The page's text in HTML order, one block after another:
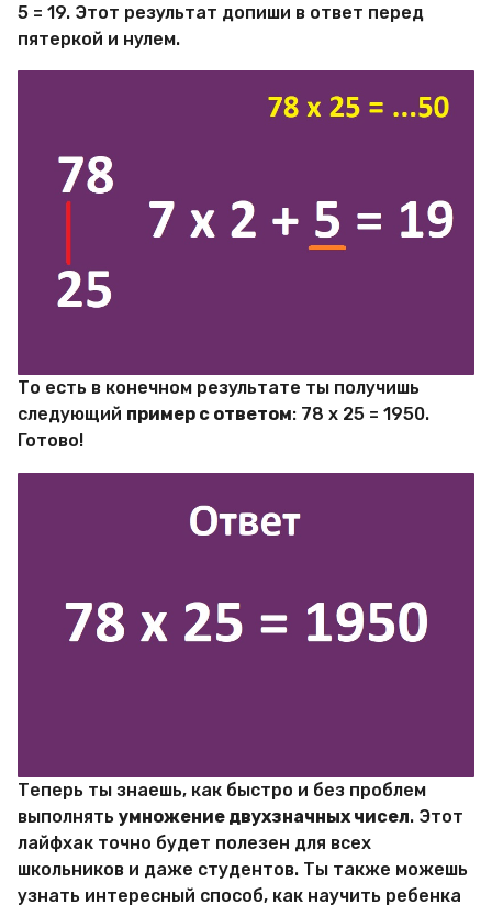
5 = 19. Этот результат допиши в ответ перед
пятеркой и нулем.
То есть в конечном результате ты получишь
следующий пример с ответом: 78 х 25 = 1950.
Готово!
Теперь ты знаешь, как быстро и без проблем
выполнять умножение двухзначных чисел. Этот
лайфхак точно будет полезен для всех
школьников и даже студентов. Ты также можешь
узнать интересный способ, как научить ребенка